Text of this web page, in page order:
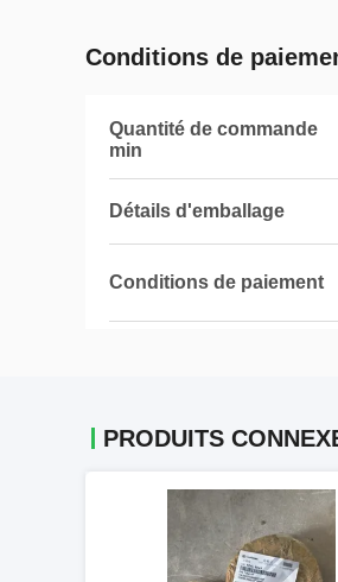
Conditions de
Quantité de commande
min
Détails d'emballage
Conditions de paiement
PRODUITS